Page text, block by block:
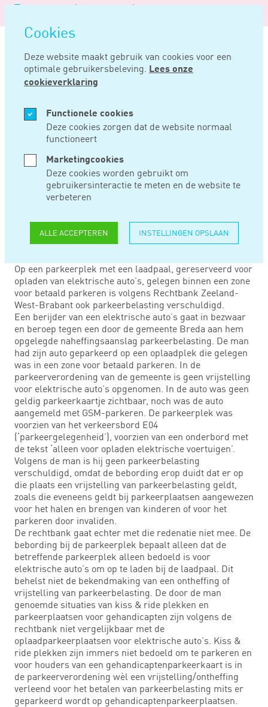
overslaan
Cookies
Deze website maakt gebruik van cookies voor een
optimale gebruikersbeleving. Lees onze
cookieverklaring
Functionele cookies
Deze cookies zorgen dat de website normaal
functioneert
Marketingcookies
Deze cookies worden gebruikt om
gebruikersinteractie te meten en de website te
verbeteren
ALLE ACCEPTEREN INSTELLINGEN OPSLAAN
Logo
Noord
Negentig
Home Nieuws
AUG 15, 2019
OOK
PARKEERBELASTING
VERSCHULDIGD OP
OPLAADPLEK
Op een parkeerplek met een laadpaal, gereserveerd voor
opladen van elektrische auto’s, gelegen binnen een zone
voor betaald parkeren is volgens Rechtbank Zeeland-
West-Brabant ook parkeerbelasting verschuldigd.
Een berijder van een elektrische auto’s gaat in bezwaar
en beroep tegen een door de gemeente Breda aan hem
opgelegde naheffingsaanslag parkeerbelasting. De man
had zijn auto geparkeerd op een oplaadplek die gelegen
was in een zone voor betaald parkeren. In de
parkeerverordening van de gemeente is geen vrijstelling
voor elektrische auto’s opgenomen. In de auto was geen
geldig parkeerkaartje zichtbaar, noch was de auto
aangemeld met GSM-parkeren. De parkeerplek was
voorzien van het verkeersbord E04
(‘parkeergelegenheid’), voorzien van een onderbord met
de tekst ‘alleen voor opladen elektrische voertuigen’.
Volgens de man is hij geen parkeerbelasting
verschuldigd, omdat de bebording erop duidt dat er op
die plaats een vrijstelling van parkeerbelasting geldt,
zoals die eveneens geldt bij parkeerplaatsen aangewezen
voor het halen en brengen van kinderen of voor het
parkeren door invaliden.
De rechtbank gaat echter met die redenatie niet mee. De
bebording bij de parkeerplek bepaalt alleen dat de
betreffende parkeerplek alleen bedoeld is voor
elektrische auto’s om op te laden bij de laadpaal. Dit
behelst niet de bekendmaking van een ontheffing of
vrijstelling van parkeerbelasting. De door de man
genoemde situaties van kiss & ride plekken en
parkeerplaatsen voor gehandicapten zijn volgens de
rechtbank niet vergelijkbaar met de
oplaadparkeerplaatsen voor elektrische auto’s. Kiss &
ride plekken zijn immers niet bedoeld om te parkeren en
voor houders van een gehandicaptenparkeerkaart is in
de parkeerverordening wèl een vrijstelling/ontheffing
verleend voor het betalen van parkeerbelasting mits er
geparkeerd wordt op gehandicaptenparkeerplaatsen.